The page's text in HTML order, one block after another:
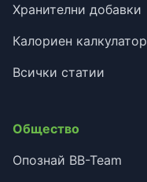
Хранителни добавки
Калориен калкулатор
Всички статии
Общество
Опознай BB-Team